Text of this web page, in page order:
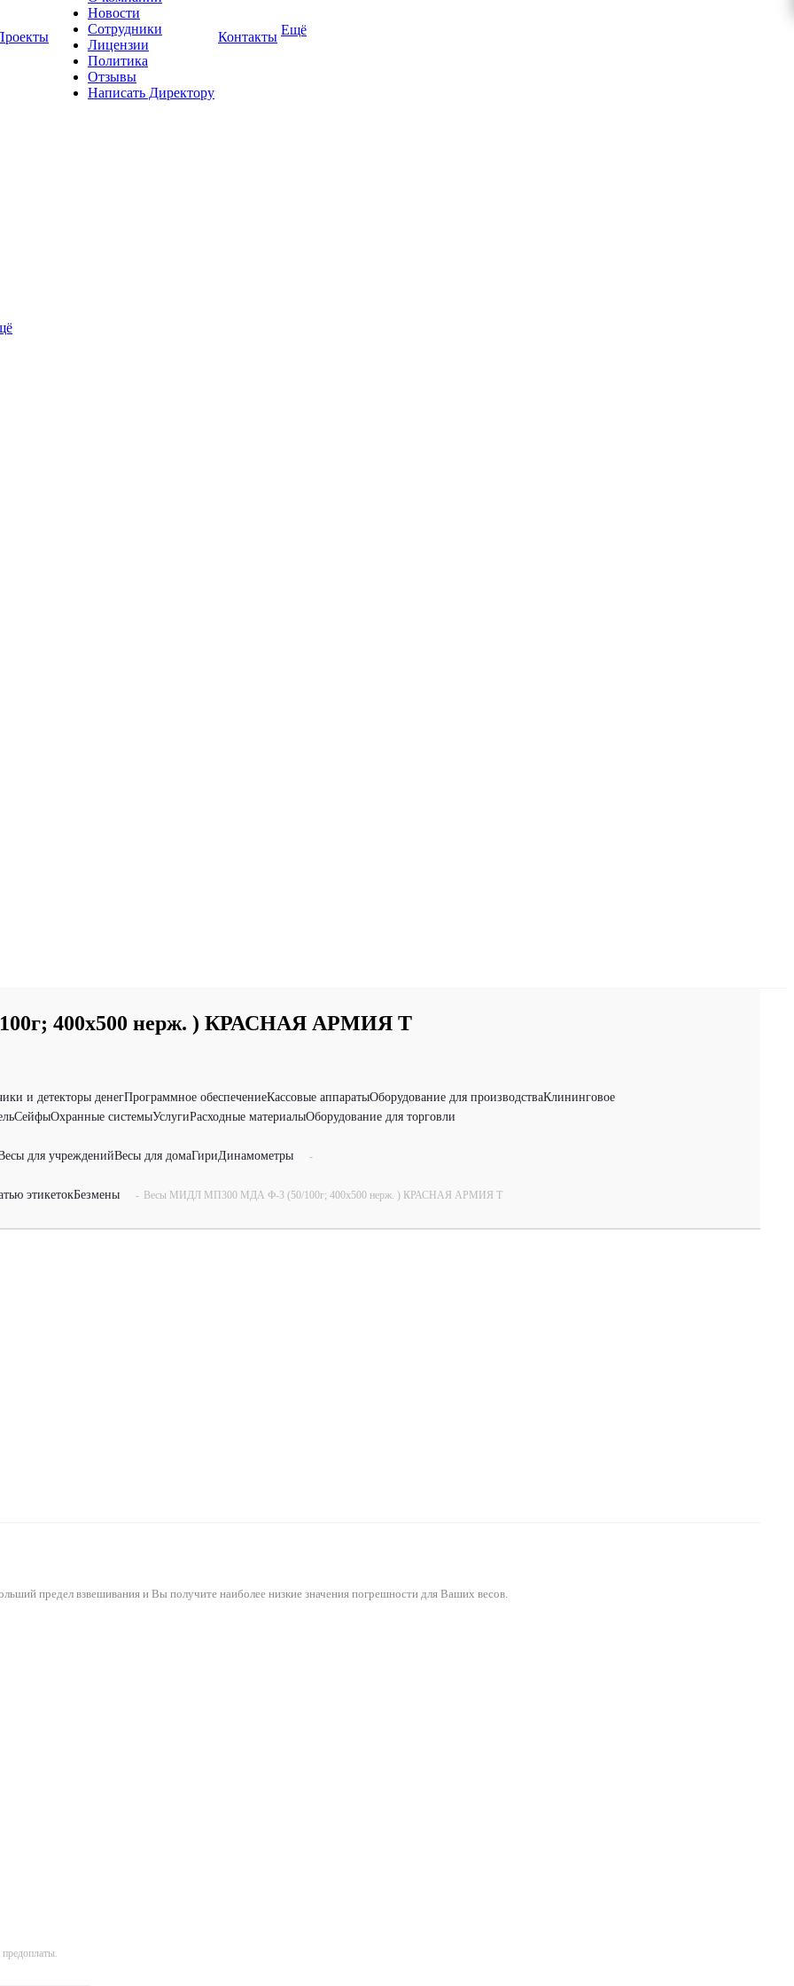
Новости
Сотрудники
Лицензии
Политика
Отзывы
Написать Директору
Контакты Ещё
400х500 нерж. ) КРАСНАЯ АРМИЯ Т
и детекторы денегПрограммное обеспечениеКассовые аппаратыОборудование для производстваКлининговое
СейфыОхранные системыУслугиРасходные материалыОборудование для торговли
для учрежденийВесы для домаГириДинамометры
-
этикетокБезмены - Весы МИДЛ МП300 МДА Ф-3 (50/100г; 400х500 нерж. ) КРАСНАЯ АРМИЯ Т
предел взвешивания и Вы получите наиболее низкие значения погрешности для Ваших весов.